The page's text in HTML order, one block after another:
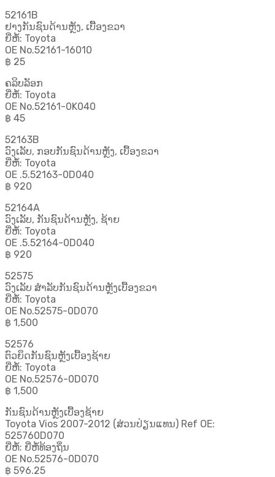
52161B
ຢາງກັນຊົນດ້ານຫຼັງ, ເບື້ອງຂວາ
ຍີ່ຫໍ້: Toyota
OE No.52161-16010
฿ 25
ຄລິບລັອກ
ຍີ່ຫໍ້: Toyota
OE No.52161-0K040
฿ 45
52163B
ວົງເລັບ, ກອບກັນຊົນດ້ານຫຼັງ, ເບື້ອງຂວາ
ຍີ່ຫໍ້: Toyota
OE .5.52163-0D040
฿ 920
52164A
ວົງເລັບ, ກັນຊົນດ້ານຫຼັງ, ຊ້າຍ
ຍີ່ຫໍ້: Toyota
OE .5.52164-0D040
฿ 920
52575
ວົງເລັບ ສຳລັບກັນຊົນດ້ານຫຼັງເບື້ອງຂວາ
ຍີ່ຫໍ້: Toyota
OE No.52575-0D070
฿ 1,500
52576
ຕົວຍຶດກັນຊົນຫຼັງເບື້ອງຊ້າຍ
ຍີ່ຫໍ້: Toyota
OE No.52576-0D070
฿ 1,500
ກັນຊົນດ້ານຫຼັງເບື້ອງຊ້າຍ
Toyota Vios 2007-2012 (ສ່ວນປ່ຽນແທນ) Ref OE:
525760D070
ຍີ່ຫໍ້: ຍີ່ຫໍ້ທ້ອງຖິ່ນ
OE No.52576-0D070
฿ 596.25